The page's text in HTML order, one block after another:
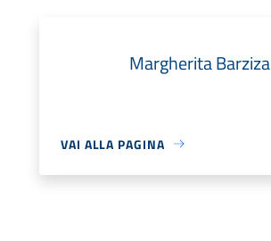
Margherita Barziza
VAI ALLA PAGINA